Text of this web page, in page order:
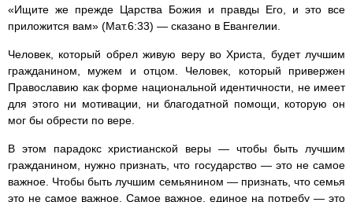
«Ищите же прежде Царства Божия и правды Его, и это все
приложится вам» (Мат.6:33) — сказано в Евангелии.
Человек, который обрел живую веру во Христа, будет лучшим
гражданином, мужем и отцом. Человек, который привержен
Православию как форме национальной идентичности, не имеет
для этого ни мотивации, ни благодатной помощи, которую он
мог бы обрести по вере.
В этом парадокс христианской веры — чтобы быть лучшим
гражданином, нужно признать, что государство — это не самое
важное. Чтобы быть лучшим семьянином — признать, что семья
это не самое важное. Самое важное, единое на потребу — это